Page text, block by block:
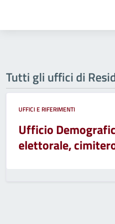
Tutti gli uffici di
UFFICI E RIFERIMENTI
Ufficio
elettorale,